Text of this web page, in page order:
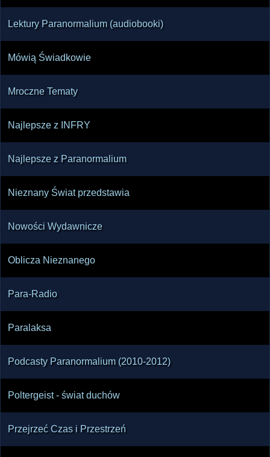
Lektury Paranormalium (audiobooki)
Mówią Świadkowie
Mroczne Tematy
Najlepsze z INFRY
Najlepsze z Paranormalium
Nieznany Świat przedstawia
Nowości Wydawnicze
Oblicza Nieznanego
Para-Radio
Paralaksa
Podcasty Paranormalium (2010-2012)
Poltergeist - świat duchów
Przejrzeć Czas i Przestrzeń